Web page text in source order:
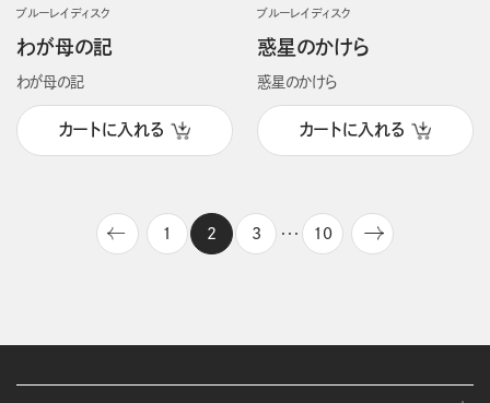
ブルーレイディスク
わが母の記
わが母の記
カートに入れる
ブルーレイディスク
惑星のかけら
惑星のかけら
カートに入れる
1 2 3 ・・・ 10